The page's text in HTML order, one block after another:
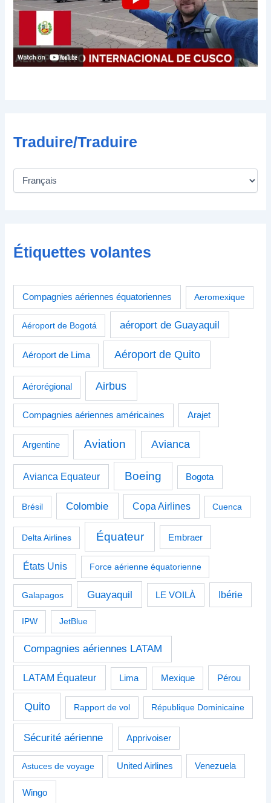
t
n
Traduire/Traduire
Étiquettes volantes
Compagnies aériennes équatoriennes Aeromexique
Aéroport de Bogotá aéroport de Guayaquil
Aéroport de Lima Aéroport de Quito
Aérorégional Airbus
Compagnies aériennes américaines Arajet
Argentine Aviation Avianca
Avianca Equateur Boeing Bogota
Brésil Colombie Copa Airlines Cuenca
Delta Airlines Équateur Embraer
États Unis Force aérienne équatorienne
Galapagos Guayaquil LE VOILÀ Ibérie
IPW JetBlue
Compagnies aériennes LATAM
LATAM Équateur Lima Mexique Pérou
Quito Rapport de vol République Dominicaine
Sécurité aérienne Apprivoiser
Astuces de voyage United Airlines Venezuela
Wingo